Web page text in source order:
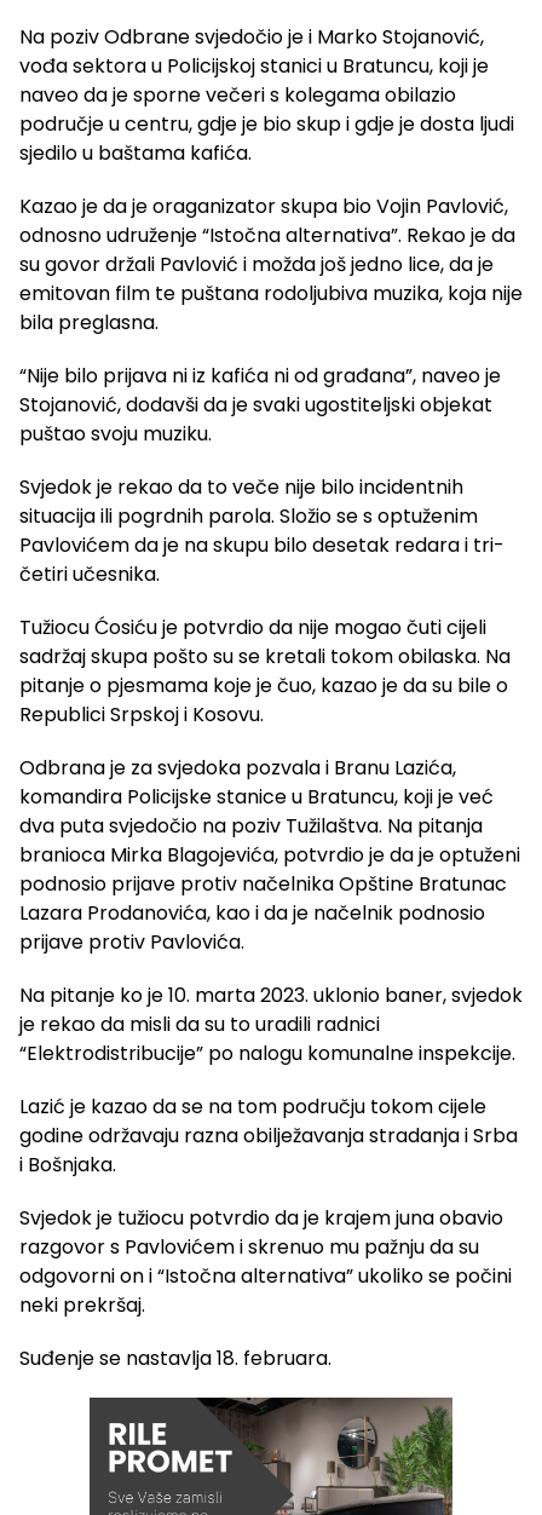
Na poziv Odbrane svjedočio je i Marko Stojanović,
vođa sektora u Policijskoj stanici u Bratuncu, koji je
naveo da je sporne večeri s kolegama obilazio
područje u centru, gdje je bio skup i gdje je dosta ljudi
sjedilo u baštama kafića.
Kazao je da je oraganizator skupa bio Vojin Pavlović,
odnosno udruženje “Istočna alternativa”. Rekao je da
su govor držali Pavlović i možda još jedno lice, da je
emitovan film te puštana rodoljubiva muzika, koja nije
bila preglasna.
“Nije bilo prijava ni iz kafića ni od građana”, naveo je
Stojanović, dodavši da je svaki ugostiteljski objekat
puštao svoju muziku.
Svjedok je rekao da to veče nije bilo incidentnih
situacija ili pogrdnih parola. Složio se s optuženim
Pavlovićem da je na skupu bilo desetak redara i tri-
četiri učesnika.
Tužiocu Ćosiću je potvrdio da nije mogao čuti cijeli
sadržaj skupa pošto su se kretali tokom obilaska. Na
pitanje o pjesmama koje je čuo, kazao je da su bile o
Republici Srpskoj i Kosovu.
Odbrana je za svjedoka pozvala i Branu Lazića,
komandira Policijske stanice u Bratuncu, koji je već
dva puta svjedočio na poziv Tužilaštva. Na pitanja
branioca Mirka Blagojevića, potvrdio je da je optuženi
podnosio prijave protiv načelnika Opštine Bratunac
Lazara Prodanovića, kao i da je načelnik podnosio
prijave protiv Pavlovića.
Na pitanje ko je 10. marta 2023. uklonio baner, svjedok
je rekao da misli da su to uradili radnici
“Elektrodistribucije” po nalogu komunalne inspekcije.
Lazić je kazao da se na tom području tokom cijele
godine održavaju razna obilježavanja stradanja i Srba
i Bošnjaka.
Svjedok je tužiocu potvrdio da je krajem juna obavio
razgovor s Pavlovićem i skrenuo mu pažnju da su
odgovorni on i “Istočna alternativa” ukoliko se počini
neki prekršaj.
Suđenje se nastavlja 18. februara.